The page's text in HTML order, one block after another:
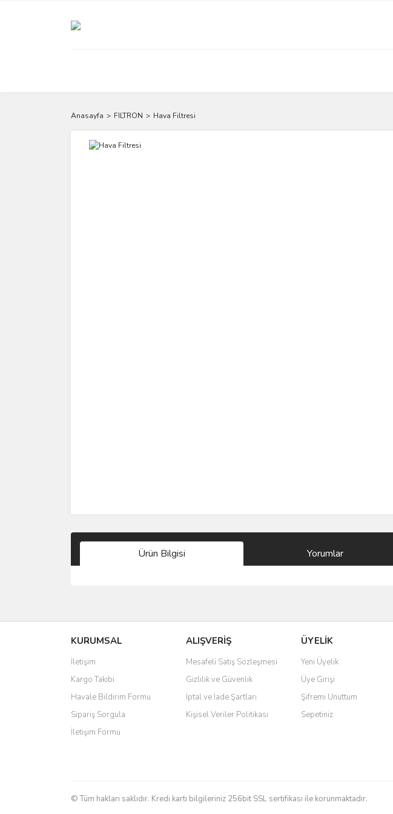
Anasayfa FILTRON Hava Filtresi
Ürün Bilgisi Yorumlar
Ürün resmi kalitesiz, bozuk veya görüntülenemiyor.
Ürün açıklamasında eksik bilgiler bulunuyor.
Ürün bilgilerinde hatalar bulunuyor.
Ürün fiyatı diğer sitelerden daha pahalı.
Bu ürüne benzer farklı alternatifler olmalı.
KURUMSAL
İletişim
Kargo Takibi
Havale Bildirim Formu
Sipariş Sorgula
İletişim Formu
ALIŞVERİŞ
Mesafeli Satış Sözleşmesi
Gizlilik ve Güvenlik
İptal ve İade Şartları
Kişisel Veriler Politikası
ÜYELİK
Yeni Üyelik
Üye Girişi
Şifremi Unuttum
Sepetiniz
© Tüm hakları saklıdır. Kredi kartı bilgileriniz 256bit SSL sertifikası ile korunmaktadır.